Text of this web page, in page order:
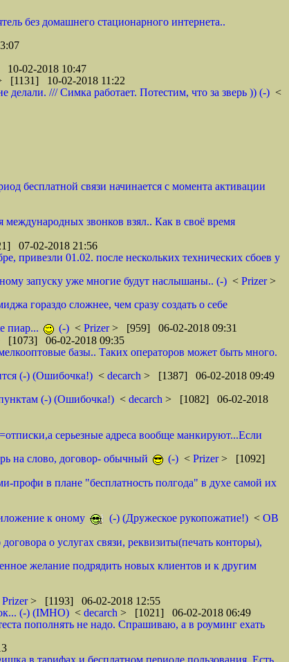
без домашнего стационарного интернета..
02-2018 10:47
[1131] 10-02-2018 11:22
/// Симка работает. Потестим, что за зверь )) (-) <
бесплатной связи начинается с момента активации
звонков взял.. Как в своё время
07-02-2018 21:56
привезли 01.02. после нескольких технических сбоев у
запуску уже многие будут наслышаны.. (-) < Prizer>
гораздо сложнее, чем сразу создать о себе
пиар...
(-) < Prizer> [959] 06-02-2018 09:31
[1073] 06-02-2018 09:35
базы.. Таких операторов может быть много.
(-) (Ошибочка!) < decarch > [1387] 06-02-2018 09:49
(-) (Ошибочка!) < decarch > [1082] 06-02-2018
серьезные адреса вообще манкируют...Если
на слово, договор- обычный
(-) < Prizer> [1092]
профи в плане "бесплатность полгода" в духе самой их
к оному
(-) (Дружеское рукопожатие!) < ОВ
о услугах связи, реквизиты(печать конторы),
желание подрядить новых клиентов и к другим
Prizer> [1193] 06-02-2018 12:55
(-) (IMHO) < decarch > [1021] 06-02-2018 06:49
пополнять не надо. Спрашиваю, а в роуминг ехать
в тарифах и бесплатном периоде пользования. Есть